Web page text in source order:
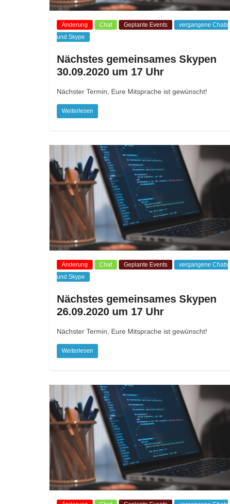
Änderung Chat Geplante Events
vergangene Chats
und Skype
Nächstes gemeinsames Skypen
30.09.2020 um 17 Uhr
Nächster Termin, Eure Mitsprache ist gewünscht!
Weiterlesen
Änderung Chat Geplante Events
vergangene Chats
und Skype
Nächstes gemeinsames Skypen
26.09.2020 um 17 Uhr
Nächster Termin, Eure Mitsprache ist gewünscht!
Weiterlesen